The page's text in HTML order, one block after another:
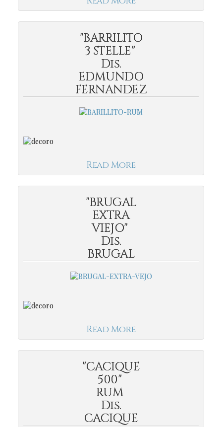
"BARRILITO
3 STELLE"
Dis.
EDMUNDO
FERNANDEZ
Read More
"BRUGAL
EXTRA
VIEJO"
Dis.
BRUGAL
Read More
"CACIQUE
500"
RUM
Dis.
CACIQUE